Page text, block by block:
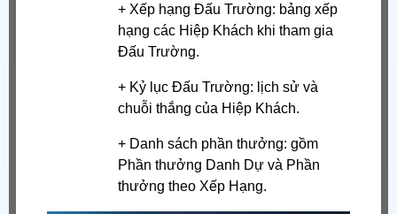
+ Xếp hạng Đấu Trường: bảng xếp
hạng các Hiệp Khách khi tham gia
Đấu Trường.
+ Kỷ lục Đấu Trường: lịch sử và
chuỗi thắng của Hiệp Khách.
+ Danh sách phần thưởng: gồm
Phần thưởng Danh Dự và Phần
thưởng theo Xếp Hạng.